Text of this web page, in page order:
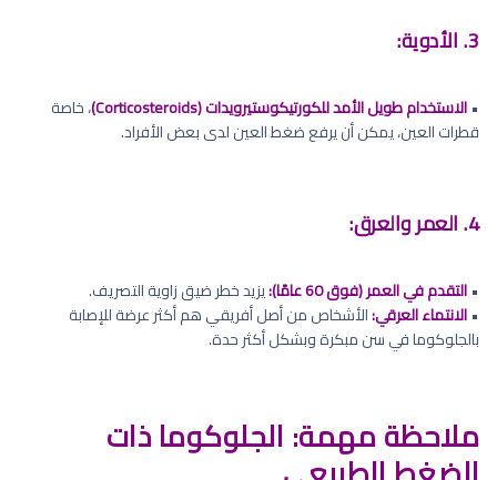
3. الأدوية:
•الاستخدام طويل الأمد للكورتيكوستيرويدات (Corticosteroids)
، خاصة
قطرات العين، يمكن أن يرفع ضغط العين لدى بعض الأفراد.
4. العمر والعرق:
•التقدم في العمر (فوق 60 عامًا):
يزيد خطر ضيق زاوية التصريف.
•الانتماء العرقي:الأشخاص من أصل أفريقي هم أكثر عرضة للإصابة
بالجلوكوما في سن مبكرة وبشكل أكثر حدة.
ملاحظة مهمة: الجلوكوما ذات